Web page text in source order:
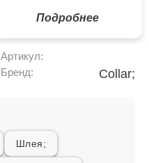
Подробнее
Артикул:
Бренд:
Collar;
Шлея;